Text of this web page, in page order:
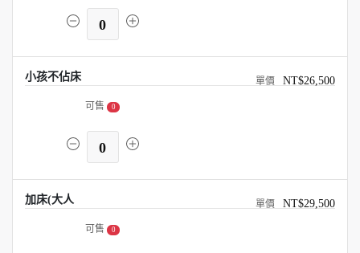
0
小孩不佔床 NT$26,500
可售 0
0
加床(大人 NT$29,500
可售 0